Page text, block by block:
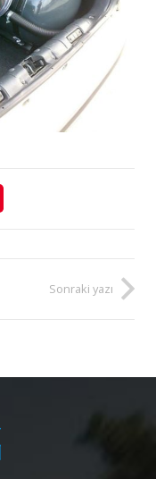
Sonraki yazı